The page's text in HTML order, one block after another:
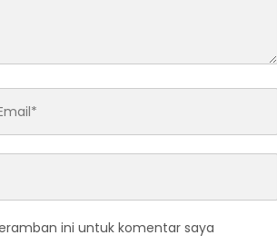
ini untuk komentar saya